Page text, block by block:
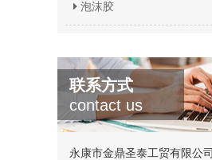
泡沫胶
联系方式
contact us
永康市金鼎圣泰工贸有限公司